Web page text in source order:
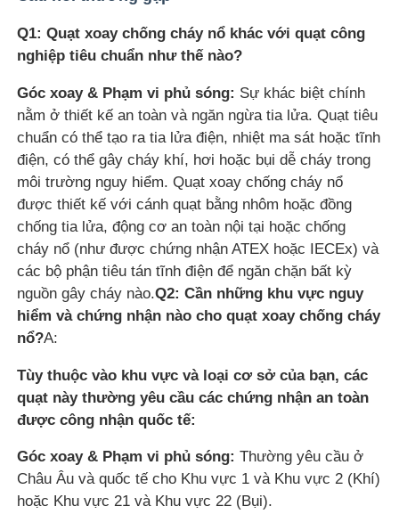
Q1: Quạt xoay chống cháy nổ khác với quạt công
nghiệp tiêu chuẩn như thế nào?
Góc xoay & Phạm vi phủ sóng: Sự khác biệt chính
nằm ở thiết kế an toàn và ngăn ngừa tia lửa. Quạt tiêu
chuẩn có thể tạo ra tia lửa điện, nhiệt ma sát hoặc tĩnh
điện, có thể gây cháy khí, hơi hoặc bụi dễ cháy trong
môi trường nguy hiểm. Quạt xoay chống cháy nổ
được thiết kế với cánh quạt bằng nhôm hoặc đồng
chống tia lửa, động cơ an toàn nội tại hoặc chống
cháy nổ (như được chứng nhận ATEX hoặc IECEx) và
các bộ phận tiêu tán tĩnh điện để ngăn chặn bất kỳ
nguồn gây cháy nào.Q2: Cần những khu vực nguy
hiểm và chứng nhận nào cho quạt xoay chống cháy
nổ?A:
Tùy thuộc vào khu vực và loại cơ sở của bạn, các
quạt này thường yêu cầu các chứng nhận an toàn
được công nhận quốc tế:
Góc xoay & Phạm vi phủ sóng: Thường yêu cầu ở
Châu Âu và quốc tế cho Khu vực 1 và Khu vực 2 (Khí)
hoặc Khu vực 21 và Khu vực 22 (Bụi).